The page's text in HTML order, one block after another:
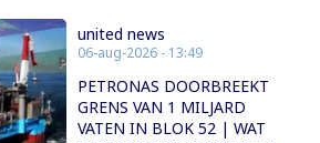
united news
06-aug-2026 - 13:49
PETRONAS DOORBREEKT
GRENS VAN 1 MILJARD
VATEN IN BLOK 52 | WAT